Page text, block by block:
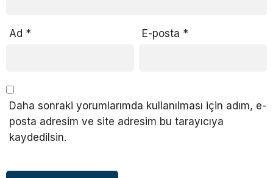
Ad * E-posta *
Daha sonraki yorumlarımda kullanılması için adım, e-
posta adresim ve site adresim bu tarayıcıya
kaydedilsin.